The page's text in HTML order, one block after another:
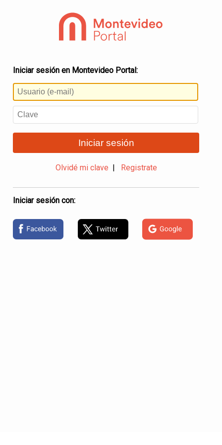
Iniciar sesión en Montevideo Portal:
Iniciar sesión
Olvidé mi clave Registrate
Iniciar sesión con: